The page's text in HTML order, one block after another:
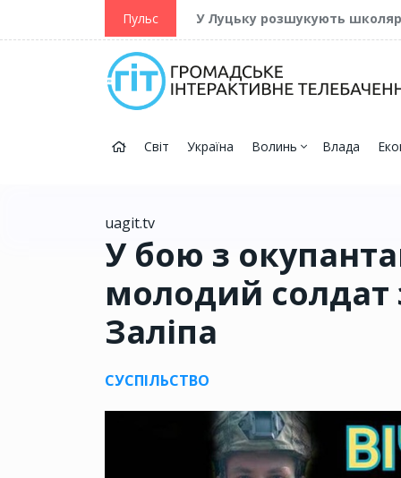
Пульс У Луцьку розшукують
Світ Україна Волинь Влада
uagit.tv
У бою з
молодий солдат
Заліпа
СУСПІЛЬСТВО